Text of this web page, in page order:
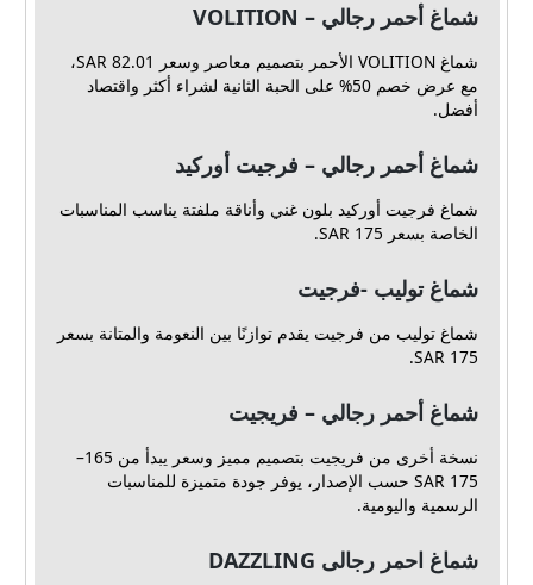
شماغ أحمر رجالي – VOLITION
شماغ VOLITION الأحمر بتصميم معاصر وسعر 82.01 SAR،
مع عرض خصم 50% على الحبة الثانية لشراء أكثر واقتصاد
أفضل.
شماغ أحمر رجالي – فرجيت أوركيد
شماغ فرجيت أوركيد بلون غني وأناقة ملفتة يناسب المناسبات
الخاصة بسعر 175 SAR.
شماغ توليب -فرجيت
شماغ توليب من فرجيت يقدم توازنًا بين النعومة والمتانة بسعر
175 SAR.
شماغ أحمر رجالي – فريجيت
نسخة أخرى من فريجيت بتصميم مميز وسعر يبدأ من 165–
175 SAR حسب الإصدار، يوفر جودة متميزة للمناسبات
الرسمية واليومية.
شماغ احمر رجالى DAZZLING